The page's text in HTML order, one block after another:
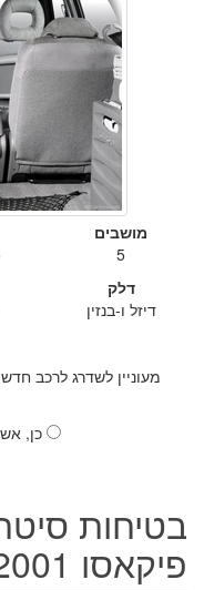
מושבים
5
דלק
דיזל ו-בנזין
מעוניין לשדרג לרכב
כן,
בטיחות
פיקאסו 2001 - 2007 יד שנייה